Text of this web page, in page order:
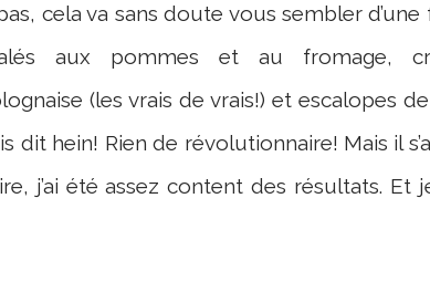
cela va sans doute vous sembler d’une
aux pommes et au fromage,
(les vrais de vrais!) et escalopes
dit hein! Rien de révolutionnaire! Mais il
j’ai été assez content des résultats. Et